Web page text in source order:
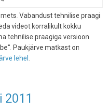
Vabandust tehnilise praagi
videot korralikult kokku
tehnilise praagiga versioon.
Paukjärve matkast on
lehel
2011